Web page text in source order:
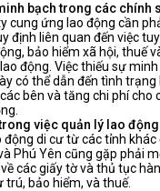
bạch trong các chính
cung ứng lao động cần
định liên quan đến việc
bảo hiểm xã hội, thuế
động. Việc thiếu sự
có thể dẫn đến tình trạng
bên và tăng chi phí cho
việc quản lý lao
động di cư từ các tỉnh khác
Phú Yên cũng gặp phải
các giấy tờ và thủ tục
trú, bảo hiểm, và thuế.